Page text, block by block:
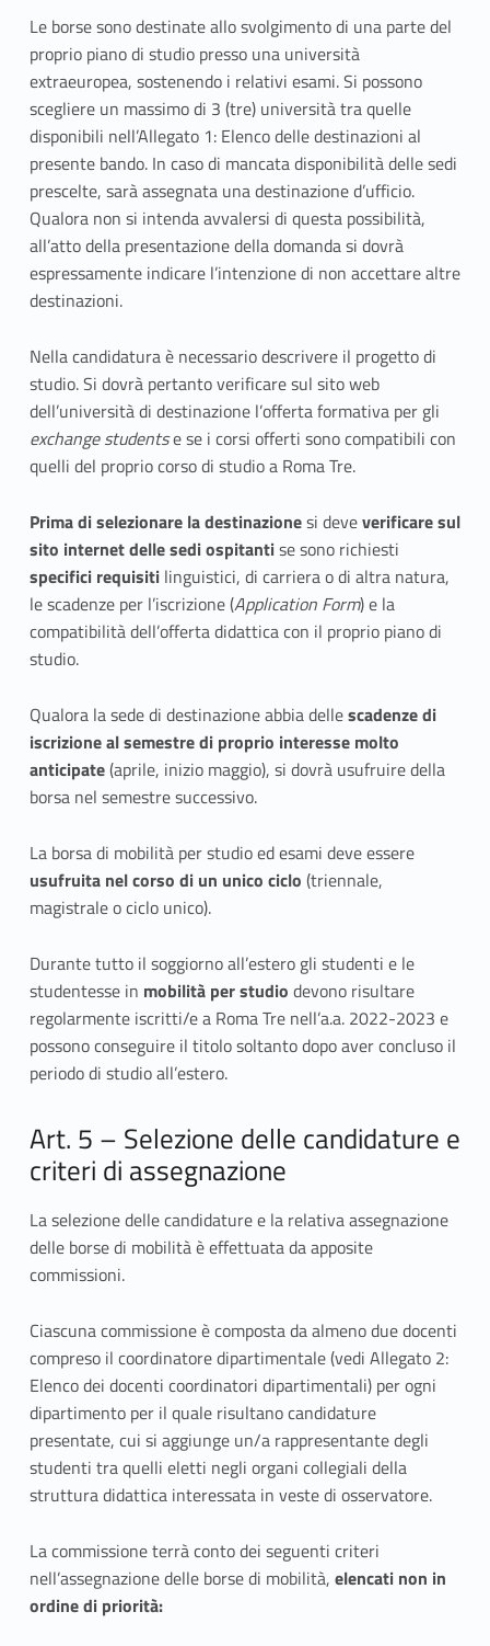
Le borse sono destinate allo svolgimento di una parte del
proprio piano di studio presso una università
extraeuropea, sostenendo i relativi esami. Si possono
scegliere un massimo di 3 (tre) università tra quelle
disponibili nell’Allegato 1: Elenco delle destinazioni al
presente bando. In caso di mancata disponibilità delle sedi
prescelte, sarà assegnata una destinazione d’ufficio.
Qualora non si intenda avvalersi di questa possibilità,
all’atto della presentazione della domanda si dovrà
espressamente indicare l’intenzione di non accettare altre
destinazioni.
Nella candidatura è necessario descrivere il progetto di
studio. Si dovrà pertanto verificare sul sito web
dell’università di destinazione l’offerta formativa per gli
exchange studentse se i corsi offerti sono compatibili con
quelli del proprio corso di studio a Roma Tre.
Prima di selezionare la destinazionesi deveverificare sul
sito internet delle sedi ospitantise sono richiesti
specifici requisitilinguistici, di carriera o di altra natura,
le scadenze per l’iscrizione (Application Form) e la
compatibilità dell’offerta didattica con il proprio piano di
studio.
Qualora la sede di destinazione abbia dellescadenze di
iscrizione al semestre di proprio interesse molto
anticipate(aprile, inizio maggio), si dovrà usufruire della
borsa nel semestre successivo.
La borsa di mobilità per studio ed esami deve essere
usufruita nel corso di un unico ciclo (triennale,
magistrale o ciclo unico).
Durante tutto il soggiorno all’estero gli studenti e le
studentesse in mobilità per studio devono risultare
regolarmente iscritti/e a Roma Tre nell’a.a. 2022-2023 e
possono conseguire il titolo soltanto dopo aver concluso il
periodo di studio all’estero.
Art. 5 – Selezione delle candidature e
criteri di assegnazione
La selezione delle candidature e la relativa assegnazione
delle borse di mobilità è effettuata da apposite
commissioni.
Ciascuna commissione è composta da almeno due docenti
compreso il coordinatore dipartimentale (vedi Allegato 2:
Elenco dei docenti coordinatori dipartimentali) per ogni
dipartimento per il quale risultano candidature
presentate, cui si aggiunge un/a rappresentante degli
studenti tra quelli eletti negli organi collegiali della
struttura didattica interessata in veste di osservatore.
La commissione terrà conto dei seguenti criteri
nell’assegnazione delle borse di mobilità, elencati non in
ordine di priorità: